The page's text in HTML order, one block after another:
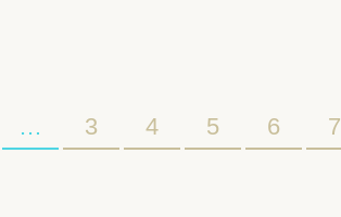
… 3 4 5 6 7